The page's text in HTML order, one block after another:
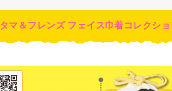
タマ＆フレンズ フェイス巾着コレクシ